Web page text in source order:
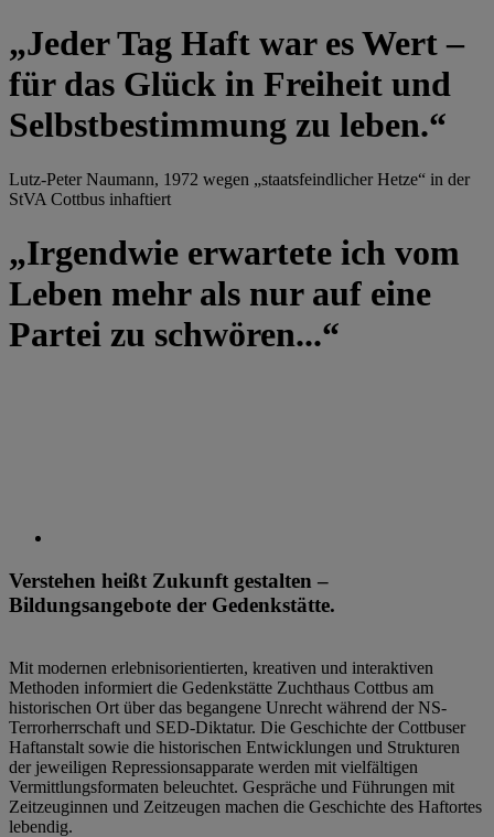
„Jeder Tag Haft war es Wert –
für das Glück in Freiheit und
Selbstbestimmung zu leben.“
Lutz-Peter Naumann, 1972 wegen „staatsfeindlicher Hetze“ in der
StVA Cottbus inhaftiert
„Irgendwie erwartete ich vom
Leben mehr als nur auf eine
Partei zu schwören...“
Verstehen heißt Zukunft gestalten –
Bildungsangebote der Gedenkstätte.
Mit modernen erlebnisorientierten, kreativen und interaktiven
Methoden informiert die Gedenkstätte Zuchthaus Cottbus am
historischen Ort über das begangene Unrecht während der NS-
Terrorherrschaft und SED-Diktatur. Die Geschichte der Cottbuser
Haftanstalt sowie die historischen Entwicklungen und Strukturen
der jeweiligen Repressionsapparate werden mit vielfältigen
Vermittlungsformaten beleuchtet. Gespräche und Führungen mit
Zeitzeuginnen und Zeitzeugen machen die Geschichte des Haftortes
lebendig.